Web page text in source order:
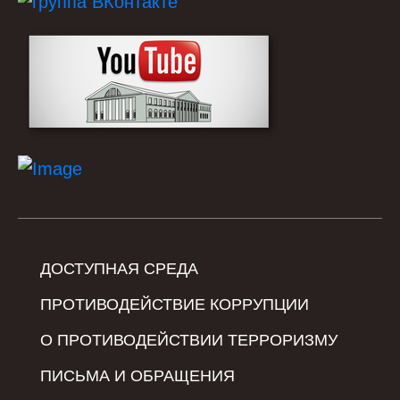
ДОСТУПНАЯ СРЕДА
ПРОТИВОДЕЙСТВИЕ КОРРУПЦИИ
О ПРОТИВОДЕЙСТВИИ ТЕРРОРИЗМУ
ПИСЬМА И ОБРАЩЕНИЯ